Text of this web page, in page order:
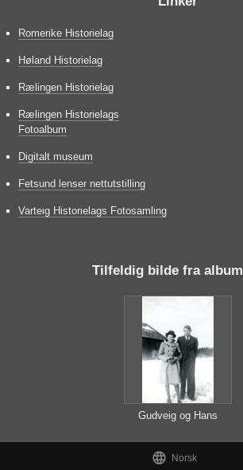
Romerike Historielag
Høland Historielag
Rælingen Historielag
Rælingen Historielags
Fotoalbum
Digitalt museum
Fetsund lenser nettutstilling
Varteig Historielags Fotosamling
Tilfeldig bilde fra album
Gudveig og Hans
 Norsk